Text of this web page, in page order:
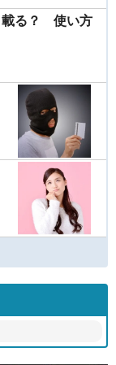
載る？ 使い方